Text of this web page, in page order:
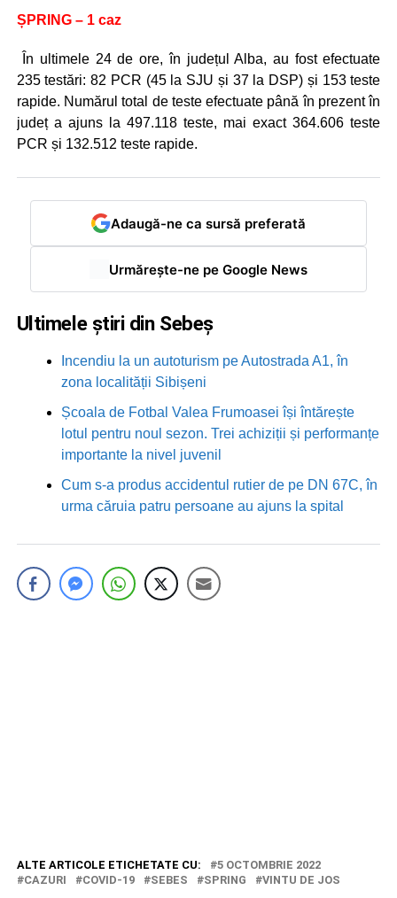
ȘPRING – 1 caz
În ultimele 24 de ore, în județul Alba, au fost efectuate
235 testări: 82 PCR (45 la SJU și 37 la DSP) și 153 teste
rapide. Numărul total de teste efectuate până în prezent în
județ a ajuns la 497.118 teste, mai exact 364.606 teste
PCR și 132.512 teste rapide.
Adaugă-ne ca sursă preferată
Urmărește-ne pe Google News
Ultimele știri din Sebeș
Incendiu la un autoturism pe Autostrada A1, în
zona localității Sibișeni
Școala de Fotbal Valea Frumoasei își întărește
lotul pentru noul sezon. Trei achiziții și performanțe
importante la nivel juvenil
Cum s-a produs accidentul rutier de pe DN 67C, în
urma căruia patru persoane au ajuns la spital
ALTE ARTICOLE ETICHETATE CU:
5 OCTOMBRIE 2022
CAZURI
COVID-19 SEBES SPRING VINTU DE JOS